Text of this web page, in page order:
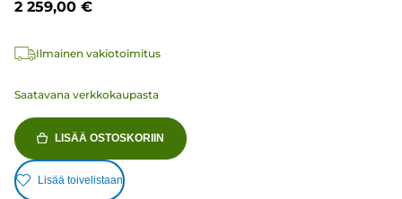
2 259,00 €
Ilmainen vakiotoimitus
Saatavana verkkokaupasta
LISÄÄ OSTOSKORIIN
Lisää toivelistaan